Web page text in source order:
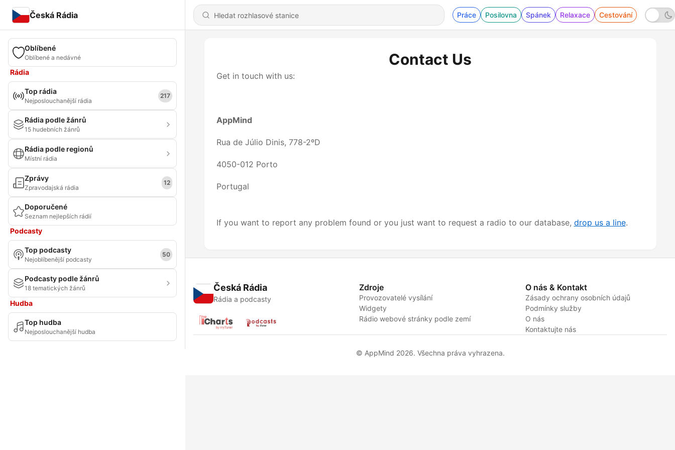
Česká Rádia Práce Posilovna Spánek Relaxace Cestování
Oblíbené
Oblíbené a nedávné
Rádia
Top rádia
Nejposlouchanější rádia
217
Rádia podle žánrů
15 hudebních žánrů
Rádia podle regionů
Místní rádia
Zprávy
Zpravodajská rádia
12
Doporučené
Seznam nejlepších rádií
Podcasty
Top podcasty
Nejoblíbenější podcasty
50
Podcasty podle žánrů
18 tematických žánrů
Hudba
Top hudba
Nejposlouchanější hudba
Contact Us
Get in touch with us:
AppMind
Rua de Júlio Dinis, 778-2ºD
4050-012 Porto
Portugal
If you want to report any problem found or you just want to request a radio to our database, drop us a line.
Česká Rádia
Rádia a podcasty
Zdroje
Provozovatelé vysílání
Widgety
Rádio webové stránky podle zemí
O nás & Kontakt
Zásady ochrany osobních údajů
Podmínky služby
O nás
Kontaktujte nás
© AppMind 2026. Všechna práva vyhrazena.